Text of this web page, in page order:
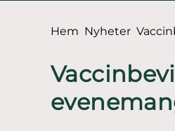
Du är här:
Hem Nyheter